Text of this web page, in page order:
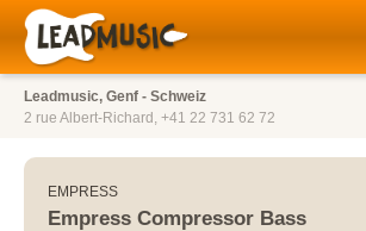
Leadmusic, Genf - Schweiz
2 rue Albert-Richard, +41 22 731 62 72
EMPRESS
Empress Compressor Bass